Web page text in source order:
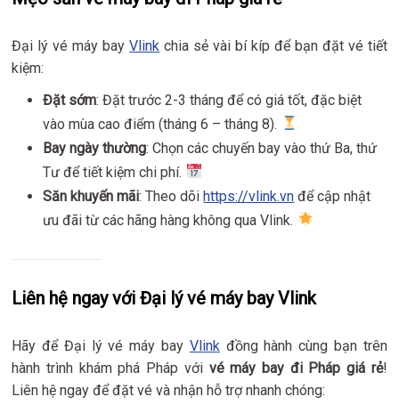
Đại lý vé máy bayVlink chia sẻ vài bí kíp để bạn đặt vé tiết
kiệm:
Đặt sớm: Đặt trước 2-3 tháng để có giá tốt, đặc biệt
vào mùa cao điểm (tháng 6 – tháng 8).
Bay ngày thường: Chọn các chuyến bay vào thứ Ba, thứ
Tư để tiết kiệm chi phí.
Săn khuyến mãi: Theo dõihttps://vlink.vn để cập nhật
ưu đãi từ các hãng hàng không qua Vlink.
Liên hệ ngay với Đại lý vé máy bay Vlink
Hãy để Đại lý vé máy bay Vlinkđồng hành cùng bạn trên
hành trình khám phá Pháp với vé máy bay đi Pháp giá rẻ!
Liên hệ ngay để đặt vé và nhận hỗ trợ nhanh chóng: